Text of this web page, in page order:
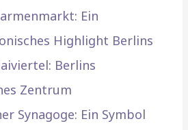
Ein
Highlight Berlins
Berlins
Zentrum
Synagoge: Ein Symbol